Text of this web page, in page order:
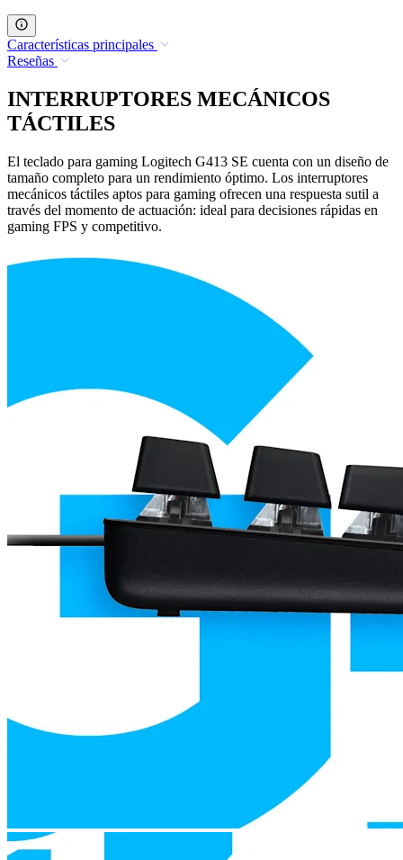
Características principales
Reseñas
INTERRUPTORES MECÁNICOS
TÁCTILES
El teclado para gaming Logitech G413 SE cuenta con un diseño de
tamaño completo para un rendimiento óptimo. Los interruptores
mecánicos táctiles aptos para gaming ofrecen una respuesta sutil a
través del momento de actuación: ideal para decisiones rápidas en
gaming FPS y competitivo.